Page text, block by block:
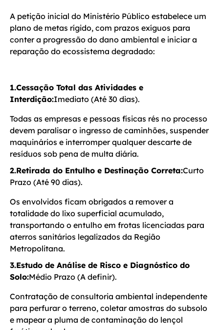
A petição inicial do Ministério Público estabelece um
plano de metas rígido, com prazos exíguos para
conter a progressão do dano ambiental e iniciar a
reparação do ecossistema degradado:
1.Cessação Total das Atividades e
Interdição:Imediato (Até 30 dias).
Todas as empresas e pessoas físicas rés no processo
devem paralisar o ingresso de caminhões, suspender
maquinários e interromper qualquer descarte de
resíduos sob pena de multa diária.
2.Retirada do Entulho e Destinação Correta:Curto
Prazo (Até 90 dias).
Os envolvidos ficam obrigados a remover a
totalidade do lixo superficial acumulado,
transportando o entulho em frotas licenciadas para
aterros sanitários legalizados da Região
Metropolitana.
3.Estudo de Análise de Risco e Diagnóstico do
Solo:Médio Prazo (A definir).
Contratação de consultoria ambiental independente
para perfurar o terreno, coletar amostras do subsolo
e mapear a pluma de contaminação do lençol